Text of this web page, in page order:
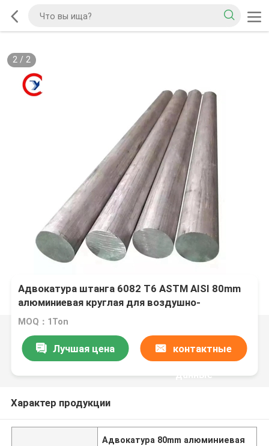
2/ 2
Адвокатура штанга 6082 T6 ASTM AISI 80mm
алюминиевая круглая для воздушно-
космического пространства
MOQ：1Ton
Лучшая цена контактные
данные
Характер продукции
Адвокатура 80mm алюминиевая